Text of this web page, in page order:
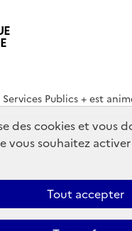
Publics + est
service-public.gouv.fr
partiellement
des cookies et vous
vous souhaitez activer
Tout accepter